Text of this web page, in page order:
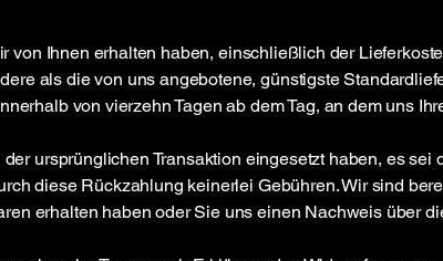
von Ihnen erhalten haben, einschließlich der
als die von uns angebotene, günstigste
von vierzehn Tagen ab dem Tag, an dem uns
ursprünglichen Transaktion eingesetzt haben, es sei
diese Rückzahlung keinerlei Gebühren. Wir sind
erhalten haben oder Sie uns einen Nachweis über